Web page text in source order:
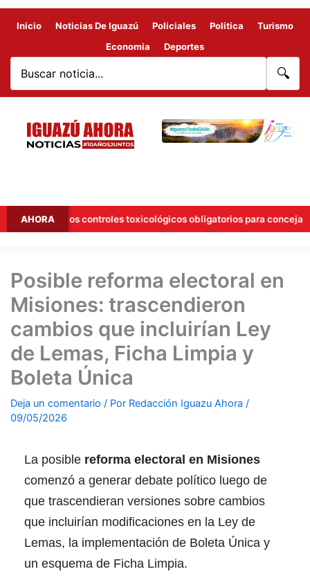
Inicio Noticias De Iguazú Policiales Politica
Turismo
Economia
Deportes
🔍
AHORA
a los controles toxicológicos obligatorios para concejales
Posible reforma electoral en
Misiones: trascendieron
cambios que incluirían Ley
de Lemas, Ficha Limpia y
Boleta Única
Deja un comentario / Por Redacción Iguazu Ahora /
09/05/2026
La posible reforma electoral en Misiones
comenzó a generar debate político luego de
que trascendieran versiones sobre cambios
que incluirían modificaciones en la Ley de
Lemas, la implementación de Boleta Única y
un esquema de Ficha Limpia.